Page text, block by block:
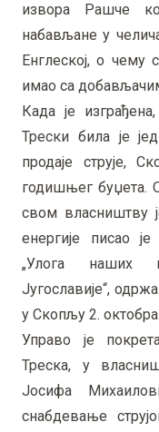
извора Рашче
набављане у
Енглеској, о чему
имао са
Када је
Трески била је
продаје струје,
годишњег буџета.
свом власништву
енергије писао
„Улога наших
Југославије“,
у Скопљу 2.
Управо је
Треска, у
Јосифа
снабдевање